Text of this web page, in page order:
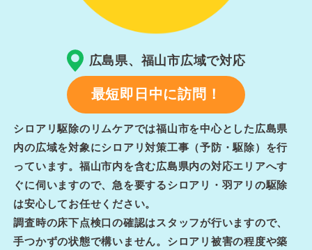
広島県、福山市広域で対応
最短即日中に訪問！
シロアリ駆除のリムケアでは福山市を中心とした広島県
内の広域を対象にシロアリ対策工事（予防・駆除）を行
っています。福山市内を含む広島県内の対応エリアへす
ぐに伺いますので、急を要するシロアリ・羽アリの駆除
は安心してお任せください。
調査時の床下点検口の確認はスタッフが行いますので、
手つかずの状態で構いません。シロアリ被害の程度や築